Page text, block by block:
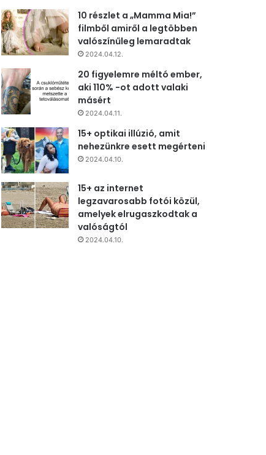
10 részlet a „Mamma Mia!”
filmből amiről a legtöbben
valószínűleg lemaradtak
2024.04.12.
20 figyelemre méltó ember,
aki 110% -ot adott valaki
másért
2024.04.11.
15+ optikai illúzió, amit
nehezünkre esett megérteni
2024.04.10.
15+ az internet
legzavarosabb fotói közül,
amelyek elrugaszkodtak a
valóságtól
2024.04.10.